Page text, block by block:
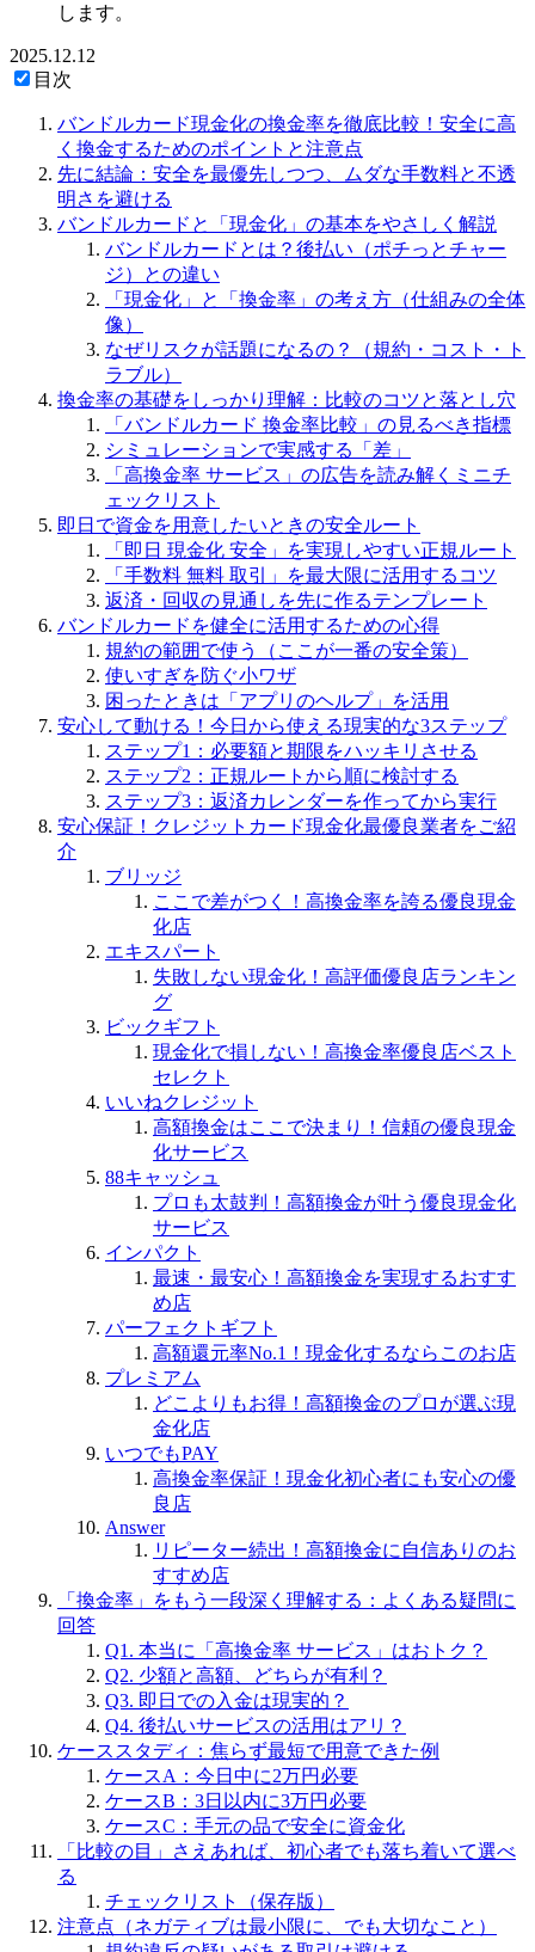
します。
2025.12.12
目次
バンドルカード現金化の換金率を徹底比較！安全に高
く換金するためのポイントと注意点
先に結論：安全を最優先しつつ、ムダな手数料と不透
明さを避ける
バンドルカードと「現金化」の基本をやさしく解説
バンドルカードとは？後払い（ポチっとチャー
ジ）との違い
「現金化」と「換金率」の考え方（仕組みの全体
像）
なぜリスクが話題になるの？（規約・コスト・ト
ラブル）
換金率の基礎をしっかり理解：比較のコツと落とし穴
「バンドルカード 換金率比較」の見るべき指標
シミュレーションで実感する「差」
「高換金率 サービス」の広告を読み解くミニチ
ェックリスト
即日で資金を用意したいときの安全ルート
「即日 現金化 安全」を実現しやすい正規ルート
「手数料 無料 取引」を最大限に活用するコツ
返済・回収の見通しを先に作るテンプレート
バンドルカードを健全に活用するための心得
規約の範囲で使う（ここが一番の安全策）
使いすぎを防ぐ小ワザ
困ったときは「アプリのヘルプ」を活用
安心して動ける！今日から使える現実的な3ステップ
ステップ1：必要額と期限をハッキリさせる
ステップ2：正規ルートから順に検討する
ステップ3：返済カレンダーを作ってから実行
安心保証！クレジットカード現金化最優良業者をご紹
介
ブリッジ
ここで差がつく！高換金率を誇る優良現金
化店
エキスパート
失敗しない現金化！高評価優良店ランキン
グ
ビックギフト
現金化で損しない！高換金率優良店ベスト
セレクト
いいねクレジット
高額換金はここで決まり！信頼の優良現金
化サービス
88キャッシュ
プロも太鼓判！高額換金が叶う優良現金化
サービス
インパクト
最速・最安心！高額換金を実現するおすす
め店
パーフェクトギフト
高額還元率No.1！現金化するならこのお店
プレミアム
どこよりもお得！高額換金のプロが選ぶ現
金化店
いつでもPAY
高換金率保証！現金化初心者にも安心の優
良店
Answer
リピーター続出！高額換金に自信ありのお
すすめ店
「換金率」をもう一段深く理解する：よくある疑問に
回答
Q1. 本当に「高換金率 サービス」はおトク？
Q2. 少額と高額、どちらが有利？
Q3. 即日での入金は現実的？
Q4. 後払いサービスの活用はアリ？
ケーススタディ：焦らず最短で用意できた例
ケースA：今日中に2万円必要
ケースB：3日以内に3万円必要
ケースC：手元の品で安全に資金化
「比較の目」さえあれば、初心者でも落ち着いて選べ
る
チェックリスト（保存版）
注意点（ネガティブは最小限に、でも大切なこと）